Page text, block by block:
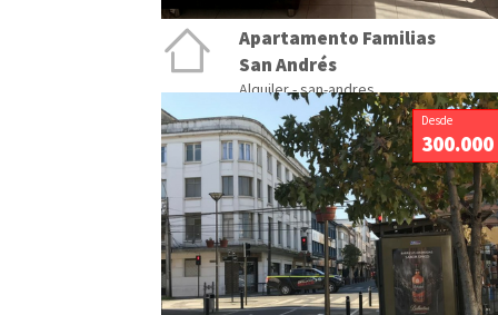
Apartamento Familias
San Andrés
Alquiler - san-andres
Desde
300.000